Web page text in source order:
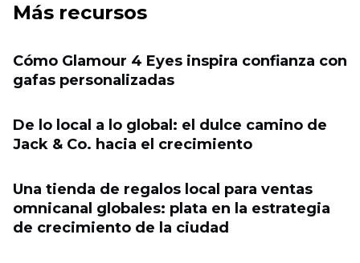
Más recursos
Cómo Glamour 4 Eyes inspira confianza con
gafas personalizadas
De lo local a lo global: el dulce camino de
Jack & Co. hacia el crecimiento
Una tienda de regalos local para ventas
omnicanal globales: plata en la estrategia
de crecimiento de la ciudad